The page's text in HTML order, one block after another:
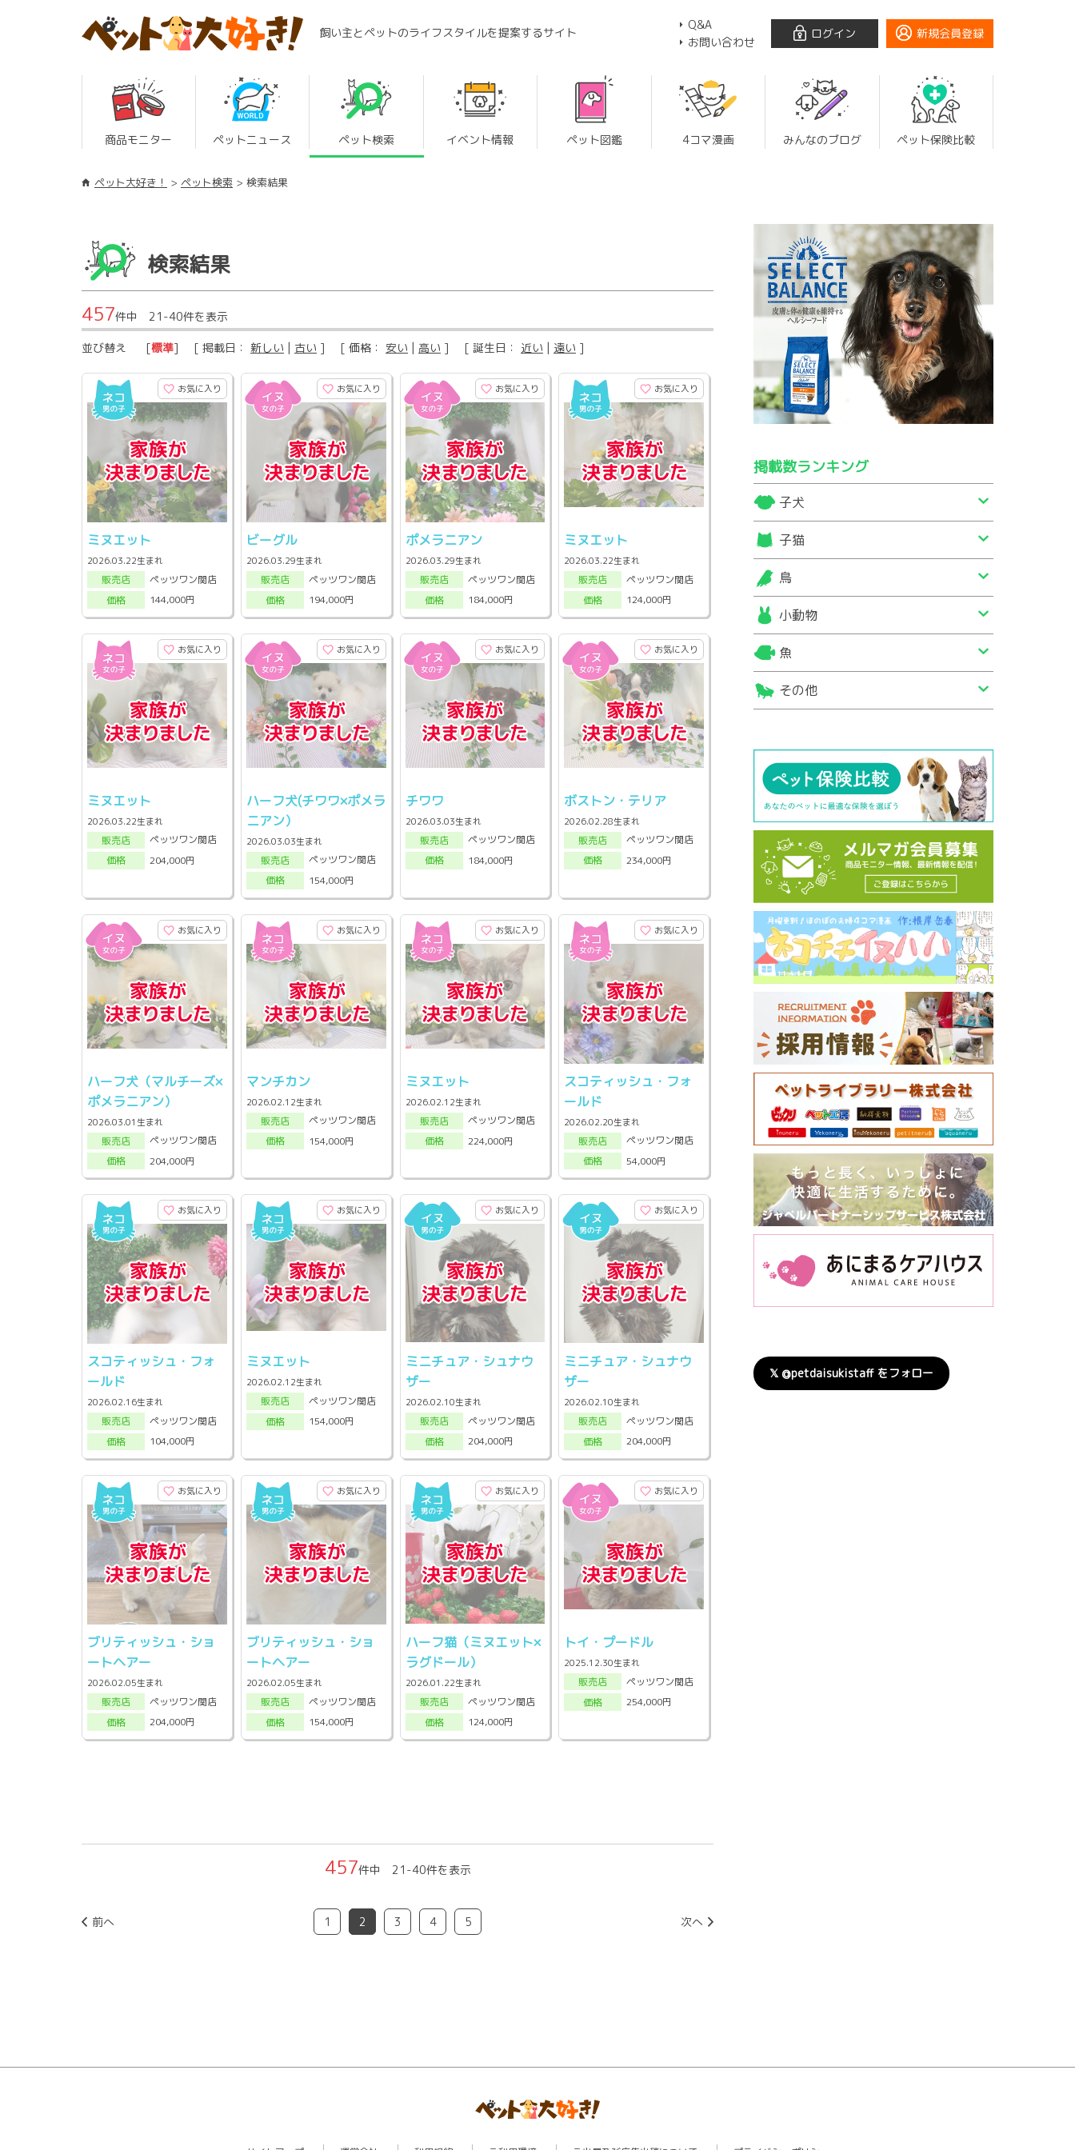
飼い主とペットのライフスタイルを提案するサイト
Q&A
お問い合わせ
ログイン 新規会員登録
商品モニター ペットニュース ペット検索 イベント情報 ペット図鑑 4コマ漫画 みんなのブログ ペット保険比較
ペット大好き！ ペット検索 検索結果
検索結果
457件中 21-40件を表示
並び替え [標準] [ 掲載日： 新しい | 古い ] [ 価格： 安い | 高い ] [ 誕生日： 近い | 遠い ]
お気に入り
ミヌエット
2026.03.22生まれ
販売店
ペッツワン関店
価格
144,000円
お気に入り
ビーグル
2026.03.29生まれ
販売店
ペッツワン関店
価格
194,000円
お気に入り
ポメラニアン
2026.03.29生まれ
販売店
ペッツワン関店
価格
184,000円
お気に入り
ミヌエット
2026.03.22生まれ
販売店
ペッツワン関店
価格
124,000円
お気に入り
ミヌエット
2026.03.22生まれ
販売店
ペッツワン関店
価格
204,000円
お気に入り
ハーフ犬(チワワ×ポメラ
ニアン）
2026.03.03生まれ
販売店
ペッツワン関店
価格
154,000円
お気に入り
チワワ
2026.03.03生まれ
販売店
ペッツワン関店
価格
184,000円
お気に入り
ボストン・テリア
2026.02.28生まれ
販売店
ペッツワン関店
価格
234,000円
お気に入り
ハーフ犬（マルチーズ×
ポメラニアン）
2026.03.01生まれ
販売店
ペッツワン関店
価格
204,000円
お気に入り
マンチカン
2026.02.12生まれ
販売店
ペッツワン関店
価格
154,000円
お気に入り
ミヌエット
2026.02.12生まれ
販売店
ペッツワン関店
価格
224,000円
お気に入り
スコティッシュ・フォ
ールド
2026.02.20生まれ
販売店
ペッツワン関店
価格
54,000円
お気に入り
スコティッシュ・フォ
ールド
2026.02.16生まれ
販売店
ペッツワン関店
価格
104,000円
お気に入り
ミヌエット
2026.02.12生まれ
販売店
ペッツワン関店
価格
154,000円
お気に入り
ミニチュア・シュナウ
ザー
2026.02.10生まれ
販売店
ペッツワン関店
価格
204,000円
お気に入り
ミニチュア・シュナウ
ザー
2026.02.10生まれ
販売店
ペッツワン関店
価格
204,000円
お気に入り
ブリティッシュ・ショ
ートヘアー
2026.02.05生まれ
販売店
ペッツワン関店
価格
204,000円
お気に入り
ブリティッシュ・ショ
ートヘアー
2026.02.05生まれ
販売店
ペッツワン関店
価格
154,000円
お気に入り
ハーフ猫（ミヌエット×
ラグドール）
2026.01.22生まれ
販売店
ペッツワン関店
価格
124,000円
お気に入り
トイ・プードル
2025.12.30生まれ
販売店
ペッツワン関店
価格
254,000円
457件中 21-40件を表示
前へ 1 2 3 4 5 次へ
掲載数ランキング
子犬
子猫
鳥
小動物
魚
その他
𝕏 @petdaisukistaff をフォロー